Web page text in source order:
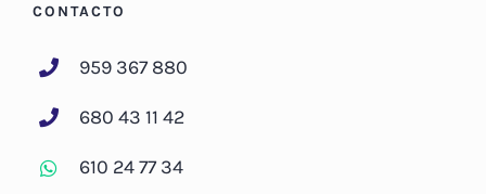
CONTACTO
959 367 880
680 43 11 42
610 24 77 34